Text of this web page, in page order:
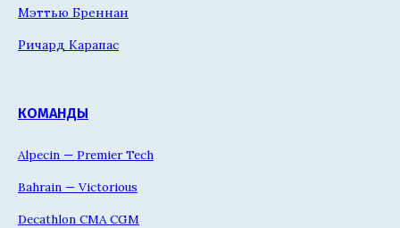
Мэттью Бреннан
Ричард Карапас
КОМАНДЫ
Alpecin — Premier Tech
Bahrain — Victorious
Decathlon CMA CGM